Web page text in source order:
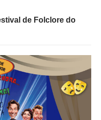
de Folclore do